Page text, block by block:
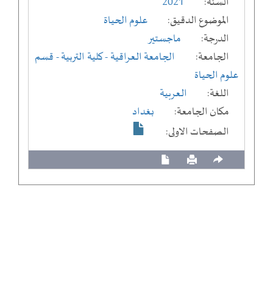
الموضوع الدقيق:
علوم الحياة
الدرجة:
ماجستير
الجامعة:
الجامعة العراقية- كلية التربية- قسم
علوم الحياة
اللغة:
العربية
مكان الجامعة:
بغداد
الصفحات الاولى: